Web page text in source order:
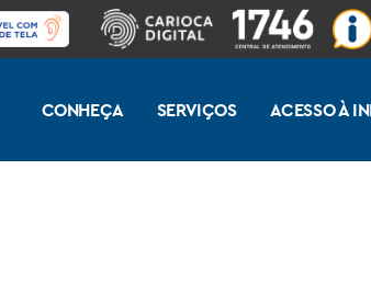
CONHEÇA SERVIÇOS ACESSO À